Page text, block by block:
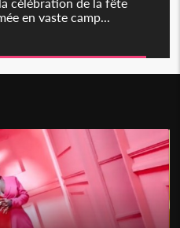
en vaste camp...